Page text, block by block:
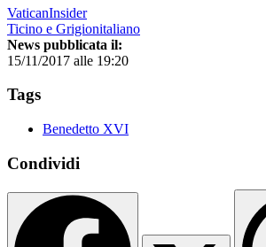
VaticanInsider
Ticino e Grigionitaliano
News pubblicata il:
15/11/2017 alle 19:20
Tags
Benedetto XVI
Condividi